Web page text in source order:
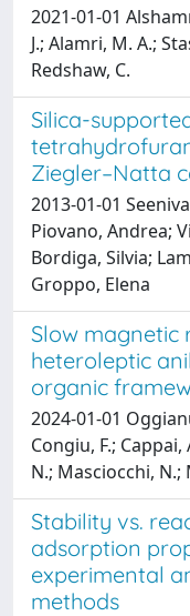
2021-01-01
J.; Alamri, M. A.;
Redshaw, C.
Silica-
Ziegler–Natta
2013-01-01
Piovano, Andrea;
Bordiga, Silvia;
Groppo, Elena
Slow magnetic
heteroleptic
organic
2024-01-01
Congiu, F.; Cappai,
N.; Masciocchi, N.;
Stability vs.
adsorption
experimental
methods